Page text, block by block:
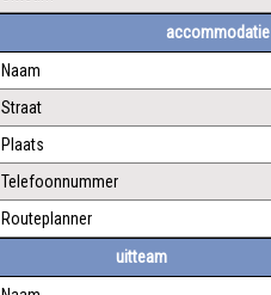
accommodatie
Naam
Straat
Plaats
Telefoonnummer
Routeplanner
uitteam